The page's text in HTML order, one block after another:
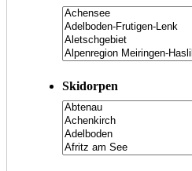
Skidorpen